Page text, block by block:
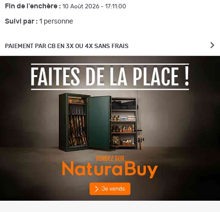
Fin de l'enchère : 10 Août 2026 - 17:11:00
Suivi par : 1 personne
PAIEMENT PAR CB EN 3X OU 4X SANS FRAIS